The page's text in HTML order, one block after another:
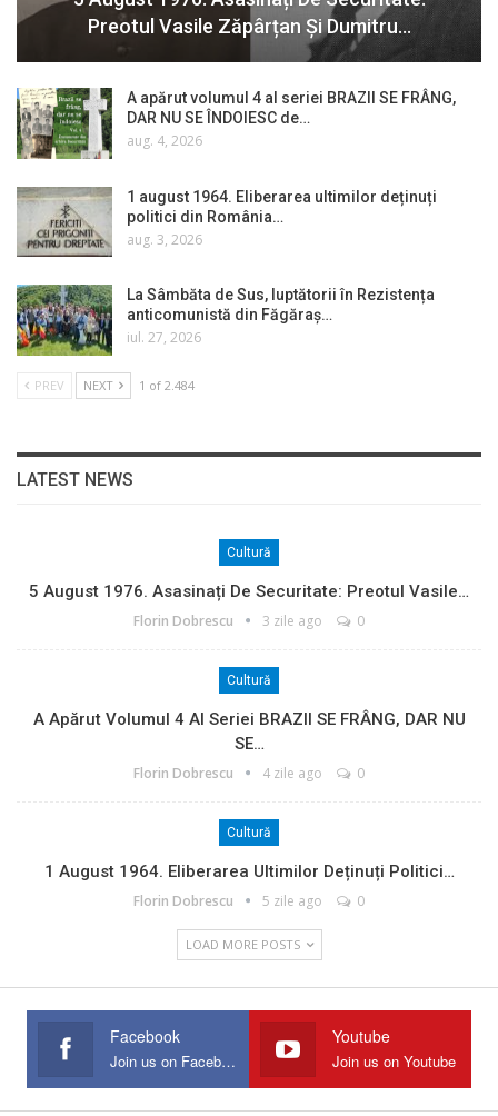
Preotul Vasile Zăpârțan Și Dumitru…
A apărut volumul 4 al seriei BRAZII SE FRÂNG,
DAR NU SE ÎNDOIESC de…
aug. 4, 2026
1 august 1964. Eliberarea ultimilor deținuți
politici din România…
aug. 3, 2026
La Sâmbăta de Sus, luptătorii în Rezistența
anticomunistă din Făgăraș…
iul. 27, 2026
PREV NEXT 1 of 2.484
LATEST NEWS
Cultură
5 August 1976. Asasinați De Securitate: Preotul Vasile…
Florin Dobrescu 3 zile ago 0
Cultură
A Apărut Volumul 4 Al Seriei BRAZII SE FRÂNG, DAR NU
SE…
Florin Dobrescu 4 zile ago 0
Cultură
1 August 1964. Eliberarea Ultimilor Deținuți Politici…
Florin Dobrescu 5 zile ago 0
LOAD MORE POSTS
Facebook
Join us on Facebook
Youtube
Join us on Youtube